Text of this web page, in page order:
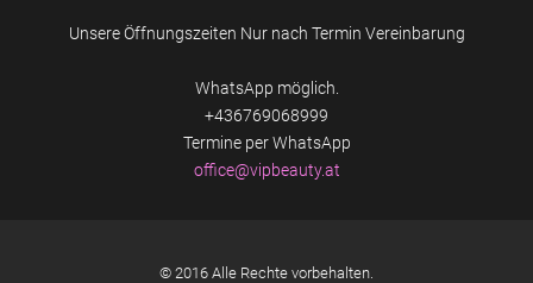
Unsere Öffnungszeiten Nur nach Termin Vereinbarung
WhatsApp möglich.
+436769068999
Termine per WhatsApp
office@vipbeauty.at
© 2016 Alle Rechte vorbehalten.